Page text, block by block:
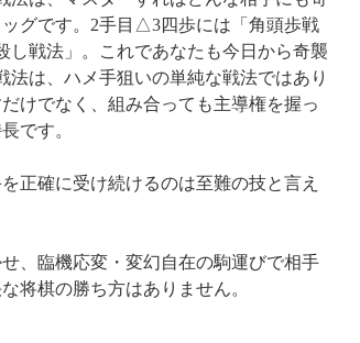
グです。2手目△3四歩には「角頭歩戦
戦法」。これであなたも今日から奇襲
法は、ハメ手狙いの単純な戦法ではあり
けでなく、組み合っても主導権を握っ
です。
正確に受け続けるのは至難の技と言え
、臨機応変・変幻自在の駒運びで相手
将棋の勝ち方はありません。